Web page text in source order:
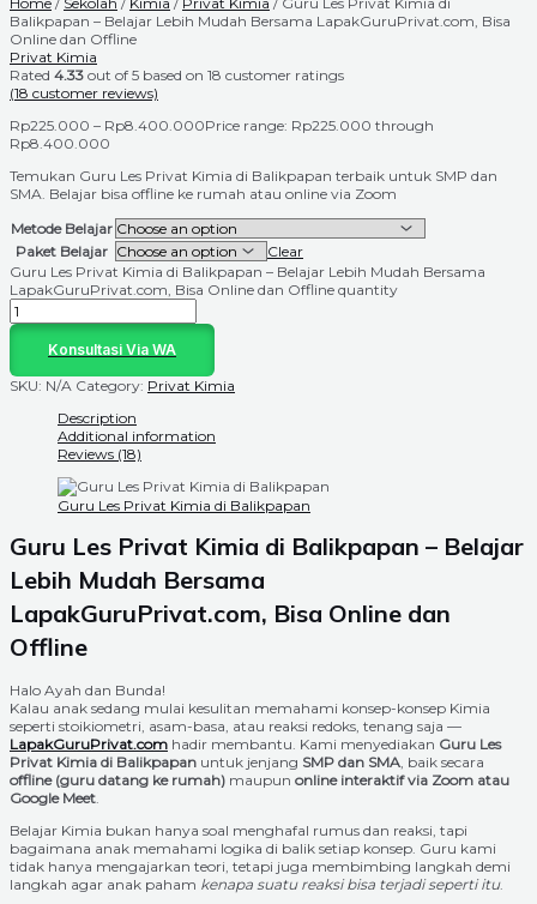
Balikpapan – Belajar Lebih Mudah Bersama LapakGuruPrivat.com, Bisa
Online dan Offline
Privat Kimia
Rated 4.33 out of 5 based on 18 customer ratings
(18 customer reviews)
Rp225.000 – Rp8.400.000Price range: Rp225.000 through
Rp8.400.000
Temukan Guru Les Privat Kimia di Balikpapan terbaik untuk SMP dan
SMA. Belajar bisa offline ke rumah atau online via Zoom
Metode Belajar
Paket Belajar
Clear
Guru Les Privat Kimia di Balikpapan – Belajar Lebih Mudah Bersama
LapakGuruPrivat.com, Bisa Online dan Offline quantity
Konsultasi Via WA
SKU: N/A Category: Privat Kimia
Description
Additional information
Reviews (18)
Guru Les Privat Kimia di Balikpapan
Guru Les Privat Kimia di Balikpapan – Belajar
Lebih Mudah Bersama
LapakGuruPrivat.com, Bisa Online dan
Offline
Halo Ayah dan Bunda!
Kalau anak sedang mulai kesulitan memahami konsep-konsep Kimia
seperti stoikiometri, asam-basa, atau reaksi redoks, tenang saja —
LapakGuruPrivat.com hadir membantu. Kami menyediakan Guru Les
Privat Kimia di Balikpapan untuk jenjang SMP dan SMA , baik secara
offline (guru datang ke rumah) maupun online interaktif via Zoom atau
Google Meet
Belajar Kimia bukan hanya soal menghafal rumus dan reaksi, tapi
bagaimana anak memahami logika di balik setiap konsep. Guru kami
tidak hanya mengajarkan teori, tetapi juga membimbing langkah demi
langkah agar anak paham kenapa suatu reaksi bisa terjadi seperti itu.